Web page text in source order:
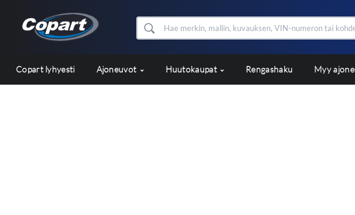
Copart lyhyesti Ajoneuvot Huutokaupat Rengashaku Myy